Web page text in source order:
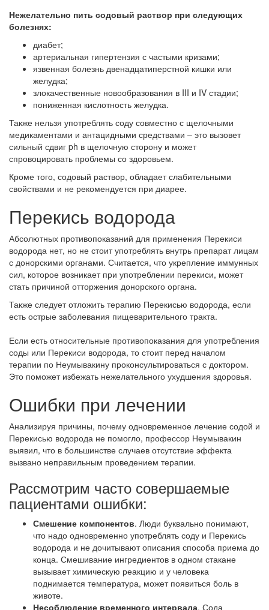
Нежелательно пить содовый раствор при следующих
болезнях:
диабет;
артериальная гипертензия с частыми кризами;
язвенная болезнь двенадцатиперстной кишки или
желудка;
злокачественные новообразования в III и IV стадии;
пониженная кислотность желудка.
Также нельзя употреблять соду совместно с щелочными
медикаментами и антацидными средствами – это вызовет
сильный сдвиг ph в щелочную сторону и может
спровоцировать проблемы со здоровьем.
Кроме того, содовый раствор, обладает слабительными
свойствами и не рекомендуется при диарее.
Перекись водорода
Абсолютных противопоказаний для применения Перекиси
водорода нет, но не стоит употреблять внутрь препарат лицам
с донорскими органами. Считается, что укрепление иммунных
сил, которое возникает при употреблении перекиси, может
стать причиной отторжения донорского органа.
Также следует отложить терапию Перекисью водорода, если
есть острые заболевания пищеварительного тракта.
Если есть относительные противопоказания для употребления
соды или Перекиси водорода, то стоит перед началом
терапии по Неумывакину проконсультироваться с доктором.
Это поможет избежать нежелательного ухудшения здоровья.
Ошибки при лечении
Анализируя причины, почему одновременное лечение содой и
Перекисью водорода не помогло, профессор Неумывакин
выявил, что в большинстве случаев отсутствие эффекта
вызвано неправильным проведением терапии.
Рассмотрим часто совершаемые
пациентами ошибки:
Смешение компонентов. Люди буквально понимают,
что надо одновременно употреблять соду и Перекись
водорода и не дочитывают описания способа приема до
конца. Смешивание ингредиентов в одном стакане
вызывает химическую реакцию и у человека
поднимается температура, может появиться боль в
животе.
Несоблюдение временного интервала. Сода